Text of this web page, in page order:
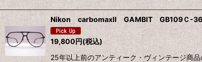
Nikon carbomaxII GAMBIT GB109Ｃ-
19,800円(税込)
25年以上前のアンティーク・ヴィンテージ